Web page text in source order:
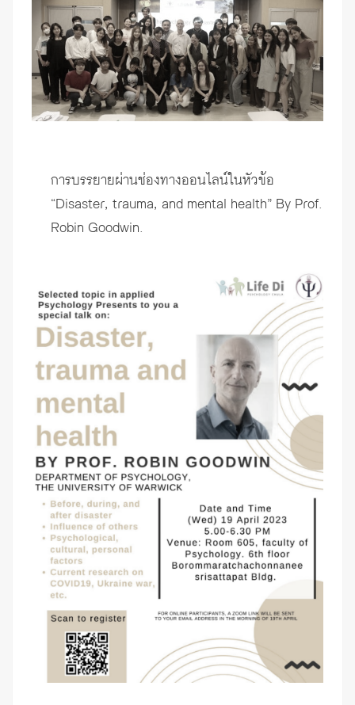
การบรรยายผ่านช่องทางออนไลน์ในหัวข้อ
“Disaster, trauma, and mental health” By Prof.
Robin Goodwin.